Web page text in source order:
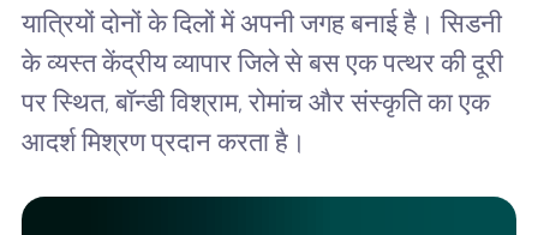
यात्रियों दोनों के दिलों में अपनी जगह बनाई है। सिडनी
के व्यस्त केंद्रीय व्यापार जिले से बस एक पत्थर की दूरी
पर स्थित, बॉन्डी विश्राम, रोमांच और संस्कृति का एक
आदर्श मिश्रण प्रदान करता है।